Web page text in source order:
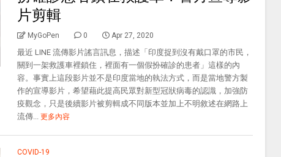
片剪輯
MyGoPen 0 Apr 27, 2020
最近 LINE 流傳影片謠言訊息，描述「印度捉到沒有戴口罩的市民，
關到一架救護車裡鎖住，裡面有一個假扮確診的患者」這樣的內
容。事實上這段影片並不是印度當地的執法方式，而是當地警方製
作的宣導影片，希望藉此提高民眾對新型冠狀病毒的認識，加強防
疫觀念，只是後續影片被剪輯成不同版本並加上不明敘述在網路上
流傳... 更多內容
COVID-19